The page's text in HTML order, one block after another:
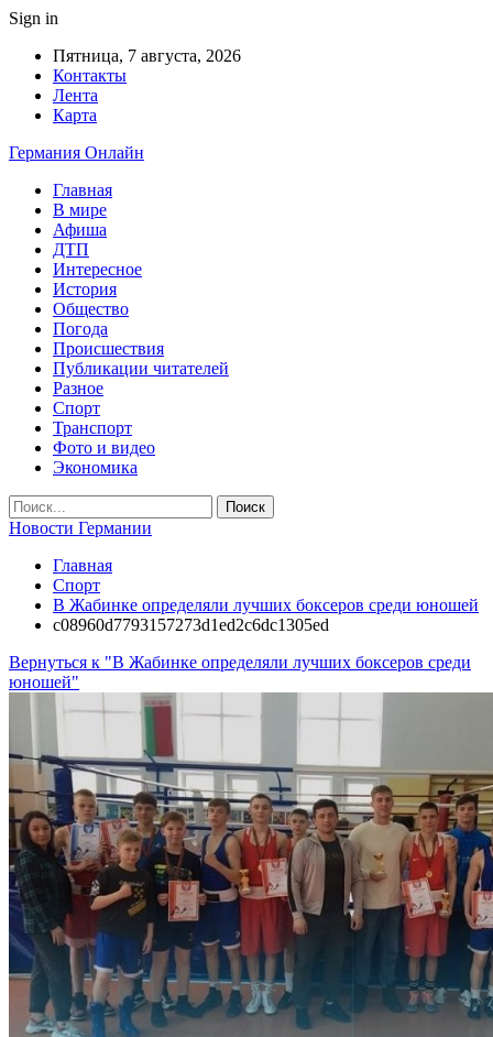
Sign in
Пятница, 7 августа, 2026
Контакты
Лента
Карта
Германия Онлайн
Главная
В мире
Афиша
ДТП
Интересное
История
Общество
Погода
Происшествия
Публикации читателей
Разное
Спорт
Транспорт
Фото и видео
Экономика
Новости Германии
Главная
Спорт
В Жабинке определяли лучших боксеров среди юношей
c08960d7793157273d1ed2c6dc1305ed
Вернуться к "В Жабинке определяли лучших боксеров среди
юношей"